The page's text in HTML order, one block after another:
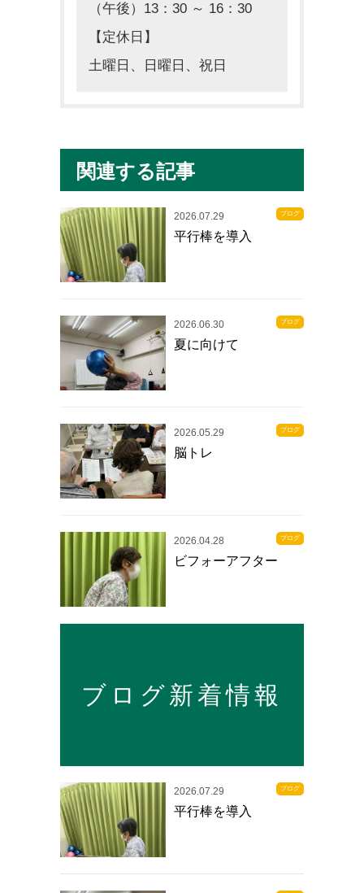
（午後）13：30 ～ 16：30
【定休日】
土曜日、日曜日、祝日
関連する記事
ブログ
2026.07.29
平行棒を導入
ブログ
2026.06.30
夏に向けて
ブログ
2026.05.29
脳トレ
ブログ
2026.04.28
ビフォーアフター
ブログ新着情報
2026.07.29 ブログ
平行棒を導入